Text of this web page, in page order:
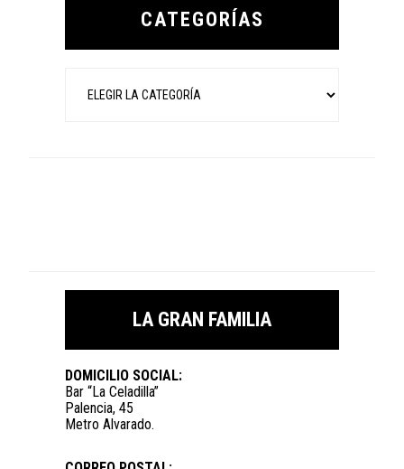
CATEGORÍAS
LA GRAN FAMILIA
DOMICILIO SOCIAL:
Bar “La Celadilla”
Palencia, 45
Metro Alvarado.